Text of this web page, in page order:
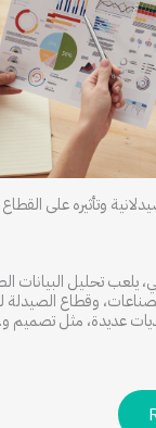
وتأثيره على القطاع
يلعب تحليل البيانات
وقطاع الصيدلة
عديدة، مثل تصميم